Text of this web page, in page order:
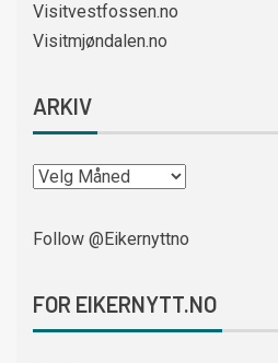
Visitvestfossen.no
Visitmjøndalen.no
ARKIV
Follow @Eikernyttno
FOR EIKERNYTT.NO